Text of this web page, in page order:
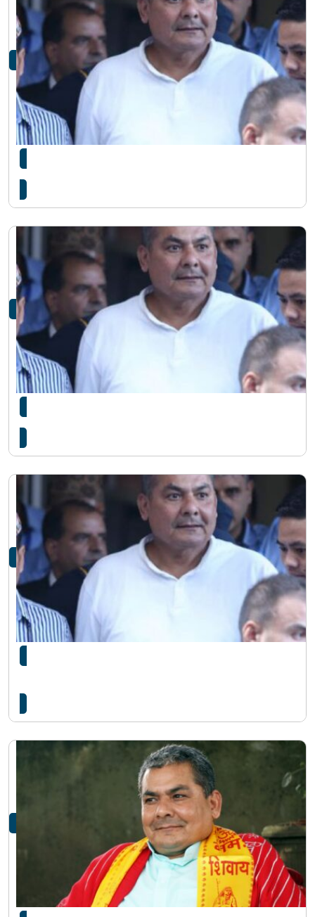
दुर्गा प्रसाईंलाई थुनामुक्त गर्न सर्वोच्चद्वारा अस्वीकार
दुर्गा प्रसाईंको रिट न्यायाधीश राउतको इजलासमा
दुर्गा प्रसाईंलाई छोड्न माग गर्दै सर्वोच्चमा
बन्दीप्रत्यक्षीकरणको निवेदन